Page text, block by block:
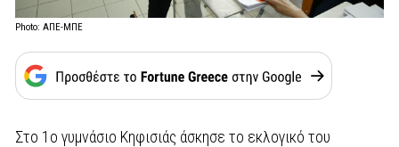
Photo: ΑΠΕ-ΜΠΕ
Στο 1ο γυμνάσιο Κηφισιάς άσκησε το εκλογικό του